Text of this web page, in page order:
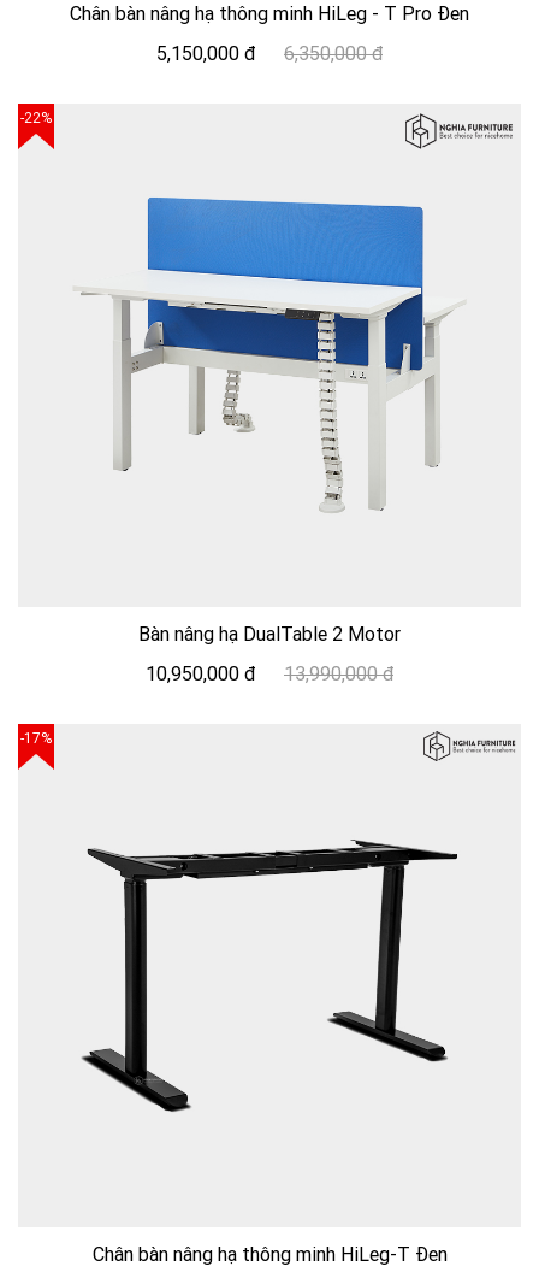
Chân bàn nâng hạ thông minh HiLeg - T Pro Đen
5,150,000 đ
6,350,000 đ
-22%
Bàn nâng hạ DualTable 2 Motor
10,950,000 đ
13,990,000 đ
-17%
Chân bàn nâng hạ thông minh HiLeg-T Đen